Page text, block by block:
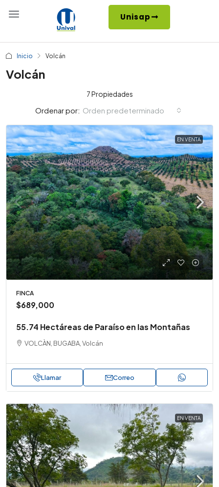
Unisap
Inicio Volcán
Volcán
7 Propiedades
Ordenar por: Orden predeterminado
EN VENTA
FINCA
$689,000
55.74 Hectáreas de Paraíso en las Montañas
VOLCÀN, BUGABA, Volcán
Llamar Correo
EN VENTA